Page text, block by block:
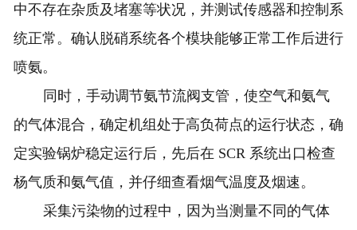
中不存在杂质及堵塞等状况，并测试传感器和控制系
统正常。确认脱硝系统各个模块能够正常工作后进行
喷氨。
同时，手动调节氨节流阀支管，使空气和氨气
的气体混合，确定机组处于高负荷点的运行状态，确
定实验锅炉稳定运行后，先后在 SCR 系统出口检查
杨气质和氨气值，并仔细查看烟气温度及烟速。
采集污染物的过程中，因为当测量不同的气体